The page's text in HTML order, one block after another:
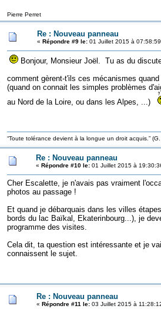
Pierre Perret
Re : Nouveau panneau
« Répondre #9 le:01 Juillet 2015 à
Bonjour, Monsieur Joël. Tu as du
comment gèrent-t'ils ces mécanismes quand
(quand on connait les simples problèmes
au Nord de la Loire, ou dans les Alpes, ...)
“Toute tolérance devient à la longue un droit acquis.”
Re : Nouveau panneau
« Répondre #10 le:01 Juillet 2015 à
Cher Escalette, je n'avais pas vraiment
photos au passage !
Et quand je débarquais dans les villes
bords du lac Baïkal, Ekaterinbourg...), je
programme des visites.
Cela dit, ta question est intéressante et je
connaissent le sujet.
Re : Nouveau panneau
« Répondre #11 le:03 Juillet 2015 à